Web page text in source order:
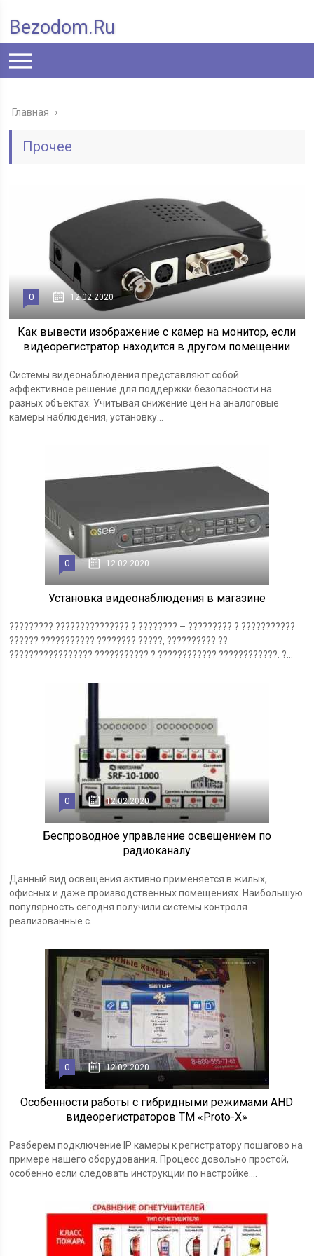
Bezodom.ru
Главная ›
Прочее
0 12.02.2020
Как вывести изображение с камер на монитор, если
видеорегистратор находится в другом помещении
Системы видеонаблюдения представляют собой
эффективное решение для поддержки безопасности на
разных объектах. Учитывая снижение цен на аналоговые
камеры наблюдения, установку...
0 12.02.2020
Установка видеонаблюдения в магазине
????????? ??????????????? ? ???????? – ????????? ? ???????????
?????? ??????????? ???????? ?????, ?????????? ??
????????????????? ??????????? ? ???????????? ????????????. ?...
0 12.02.2020
Беспроводное управление освещением по
радиоканалу
Данный вид освещения активно применяется в жилых,
офисных и даже производственных помещениях. Наибольшую
популярность сегодня получили системы контроля
реализованные с...
0 12.02.2020
Особенности работы с гибридными режимами AHD
видеорегистраторов ТМ «Proto-X»
Разберем подключение IP камеры к регистратору пошагово на
примере нашего оборудования. Процесс довольно простой,
особенно если следовать инструкции по настройке....